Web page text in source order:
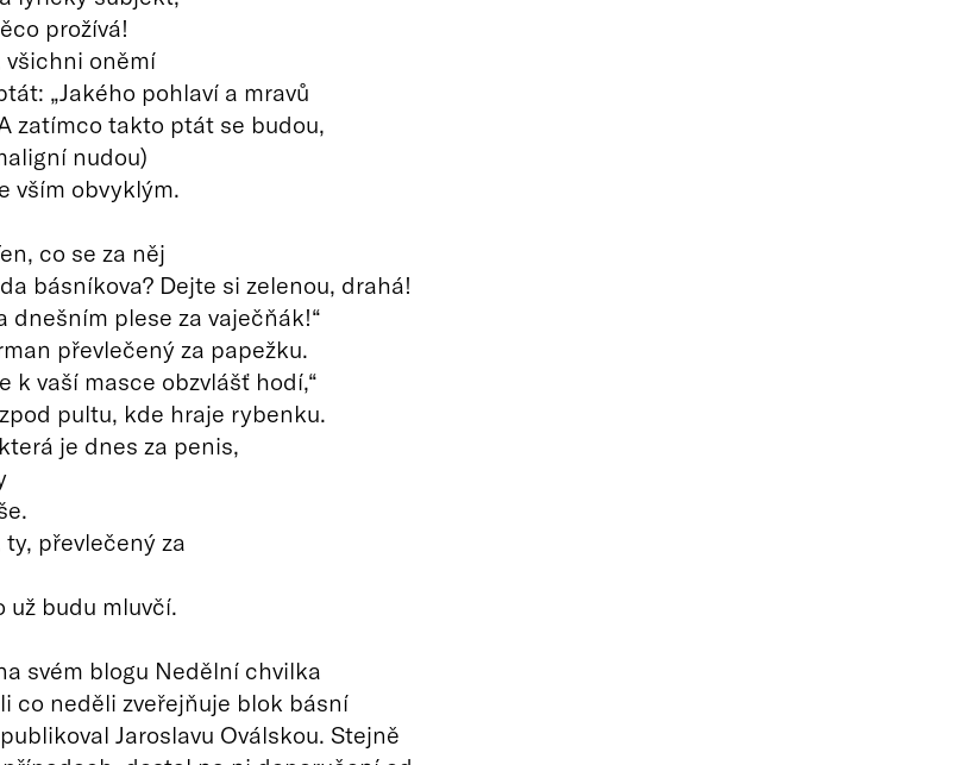
prožívá!
všichni oněmí
„Jakého pohlaví a mravů
zatímco takto ptát se budou,
nudou)
vším obvyklým.
co se za něj
básníkova? Dejte si zelenou, drahá!
dnešním plese za vaječňák!“
převlečený za papežku.
k vaší masce obzvlášť hodí,“
pultu, kde hraje rybenku.
je dnes za penis,
převlečený za
už budu mluvčí.
svém blogu Nedělní chvilka
co neděli zveřejňuje blok básní
Jaroslavu Oválskou. Stejně